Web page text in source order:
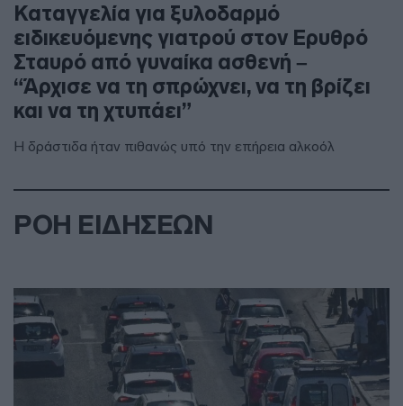
Καταγγελία για ξυλοδαρμό
ειδικευόμενης γιατρού στον Ερυθρό
Σταυρό από γυναίκα ασθενή –
“Άρχισε να τη σπρώχνει, να τη βρίζει
και να τη χτυπάει”
Η δράστιδα ήταν πιθανώς υπό την επήρεια αλκοόλ
ΡΟΗ ΕΙΔΗΣΕΩΝ